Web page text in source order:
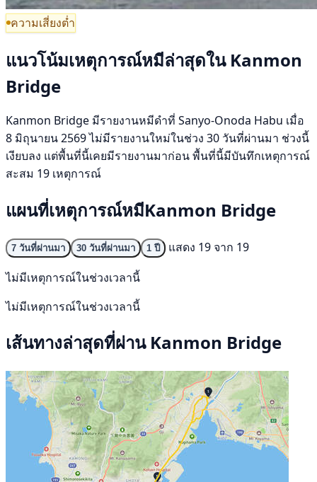
ความเสี่ยงต่ำ
แนวโน้มเหตุการณ์หมีล่าสุดใน Kanmon
Bridge
Kanmon Bridge มีรายงานหมีดำที่ Sanyo-Onoda Habu เมื่อ
8 มิถุนายน 2569 ไม่มีรายงานใหม่ในช่วง 30 วันที่ผ่านมา ช่วงนี้
เงียบลง แต่พื้นที่นี้เคยมีรายงานมาก่อน พื้นที่นี้มีบันทึกเหตุการณ์
สะสม 19 เหตุการณ์
แผนที่เหตุการณ์หมีKanmon Bridge
7 วันที่ผ่านมา 30 วันที่ผ่านมา 1 ปี
แสดง 19 จาก 19
ไม่มีเหตุการณ์ในช่วงเวลานี้
ไม่มีเหตุการณ์ในช่วงเวลานี้
เส้นทางล่าสุดที่ผ่าน Kanmon Bridge